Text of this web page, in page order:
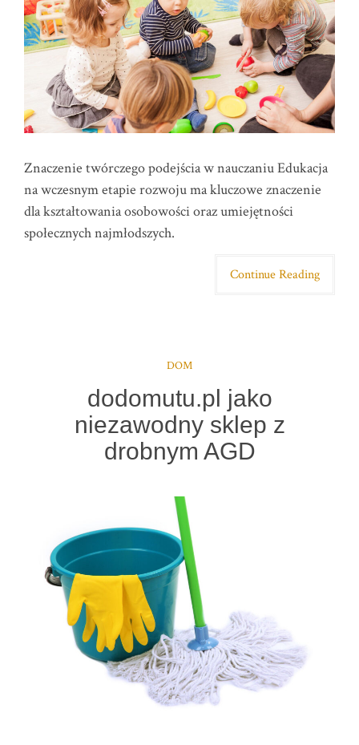
Znaczenie twórczego podejścia w nauczaniu Edukacja
na wczesnym etapie rozwoju ma kluczowe znaczenie
dla kształtowania osobowości oraz umiejętności
społecznych najmłodszych.
Continue Reading
DOM
dodomutu.pl jako
niezawodny sklep z
drobnym AGD